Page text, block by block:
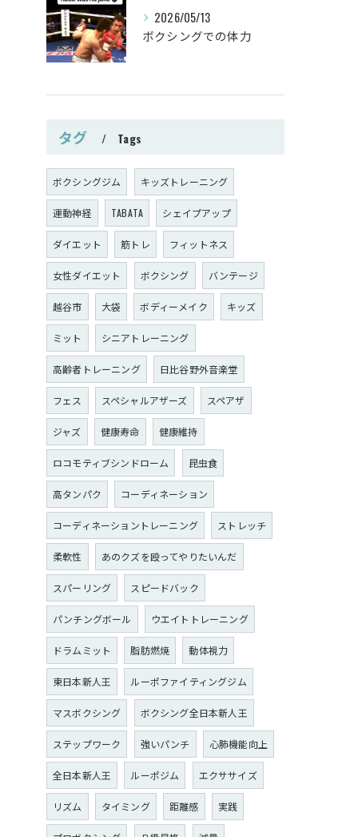
2026/05/13
ボクシングでの体力
タグ Tags
ボクシングジム キッズトレーニング
運動神経 TABATA シェイプアップ
ダイエット 筋トレ フィットネス
女性ダイエット ボクシング バンテージ
越谷市 大袋 ボディーメイク キッズ
ミット シニアトレーニング
高齢者トレーニング 日比谷野外音楽堂
フェス スペシャルアザーズ スペアザ
ジャズ 健康寿命 健康維持
ロコモティブシンドローム 昆虫食
高タンパク コーディネーション
コーディネーショントレーニング ストレッチ
柔軟性 あのクズを殴ってやりたいんだ
スパーリング スピードバック
パンチングボール ウエイトトレーニング
ドラムミット 脂肪燃焼 動体視力
東日本新人王 ルーポファイティングジム
マスボクシング ボクシング全日本新人王
ステップワーク 強いパンチ 心肺機能向上
全日本新人王 ルーポジム エクササイズ
リズム タイミング 距離感 実践